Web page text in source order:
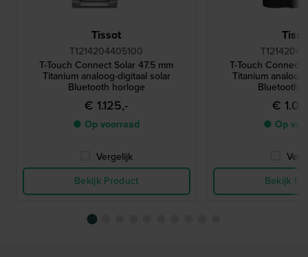
Tissot
T1214204405100
T-Touch Connect Solar 47.5 mm
Titanium analoog-digitaal solar
Bluetooth horloge
€ 1.125,-
● Op voorraad
Vergelijk
Bekijk Product
T-Touch Connect
Titanium
Bluetooth
€
● Op
Bekijk